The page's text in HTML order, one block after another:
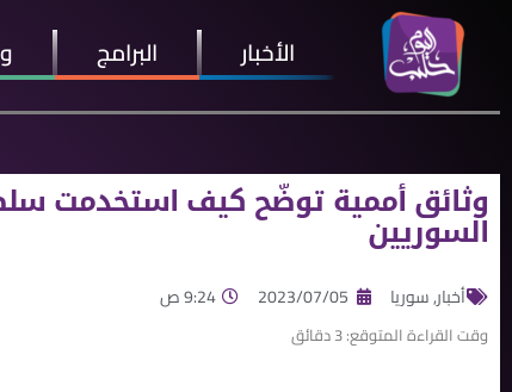
الأخبار البرامج
وثائق أممية توضّح كيف استخدمت
السوريين
أخبار,سوريا 2023/07/05 9:24 ص
وقت القراءة المتوقع:3دقائق